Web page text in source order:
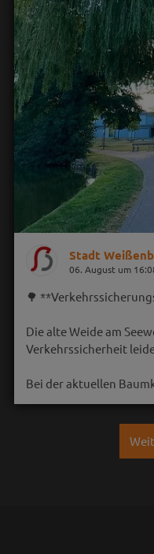
Stadt
06. August um
🌳
Die alte Weide am
Verkehrssicherheit
Bei der aktuellen